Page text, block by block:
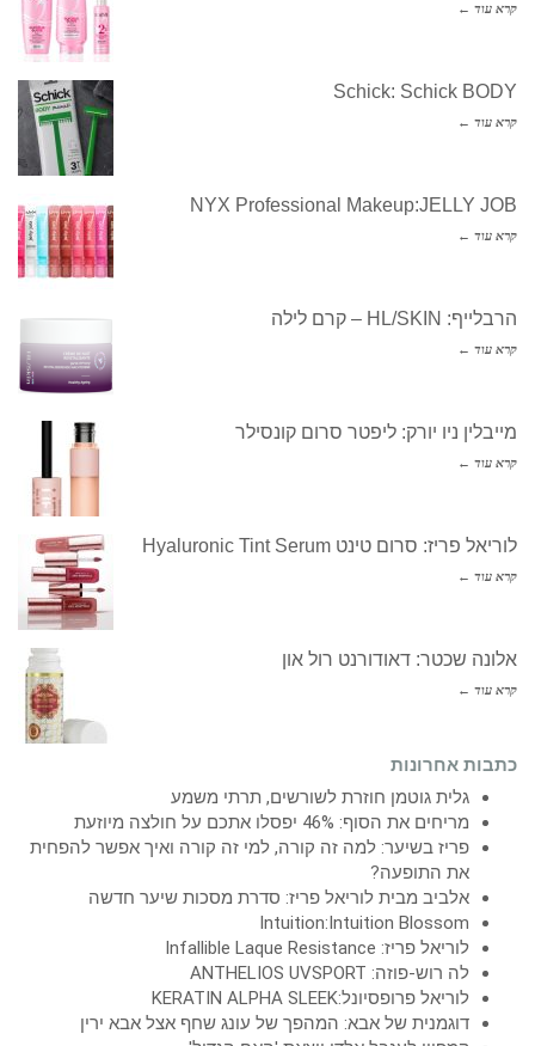
קרא עוד ←
Schick: Schick BODY
קרא עוד ←
NYX Professional Makeup:JELLY JOB
קרא עוד ←
הרבלייף: HL/SKIN – קרם לילה
קרא עוד ←
מייבלין ניו יורק: ליפטר סרום קונסילר
קרא עוד ←
לוריאל פריז: סרום טינט Hyaluronic Tint Serum
קרא עוד ←
אלונה שכטר: דאודורנט רול און
קרא עוד ←
כתבות אחרונות
גלית גוטמן חוזרת לשורשים, תרתי משמע
מריחים את הסוף: 46% יפסלו אתכם על חולצה מיוזעת
פריז בשיער: למה זה קורה, למי זה קורה ואיך אפשר להפחית
את התופעה?
אלביב מבית לוריאל פריז: סדרת מסכות שיער חדשה
Intuition:Intuition Blossom
לוריאל פריז: Infallible Laque Resistance
לה רוש-פוזה: ANTHELIOS UVSPORT
לוריאל פרופסיונל:KERATIN ALPHA SLEEK
דוגמנית של אבא: המהפך של עונג שחף אצל אבא ירין